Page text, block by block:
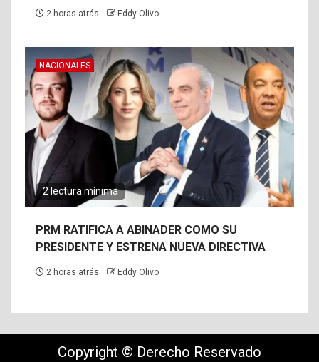
2 horas atrás Eddy Olivo
NACIONALES
2 lectura mínima
PRM RATIFICA A ABINADER COMO SU
PRESIDENTE Y ESTRENA NUEVA DIRECTIVA
2 horas atrás Eddy Olivo
Copyright © Derecho Reservado